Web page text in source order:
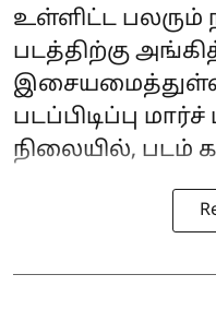
உள்ளிட்ட பலரும்
படத்திற்கு
படப்பிடிப்பு
நிலையில், படம் க